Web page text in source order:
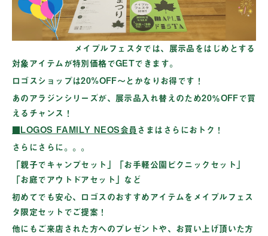
メイプルフェスタでは、展示品をはじめとする
対象アイテムが特別価格でGETできます。
ロゴスショップは20%OFF〜とかなりお得です！
あのアラジンシリーズが、 展示品入れ替えのため20％OFFで買
えるチャンス！
■LOGOS FAMILY NEOS会員さまはさらにおトク！
さらにさらに。。。
「親子でキャンプセット」「お手軽公園ピクニックセット」
「お庭でアウトドアセット」など
初めてでも安心、ロゴスのおすすめアイテムをメイプルフェス
タ限定セットでご提案！
他にもご来店された方へのプレゼントや、お買い上げ頂いた方